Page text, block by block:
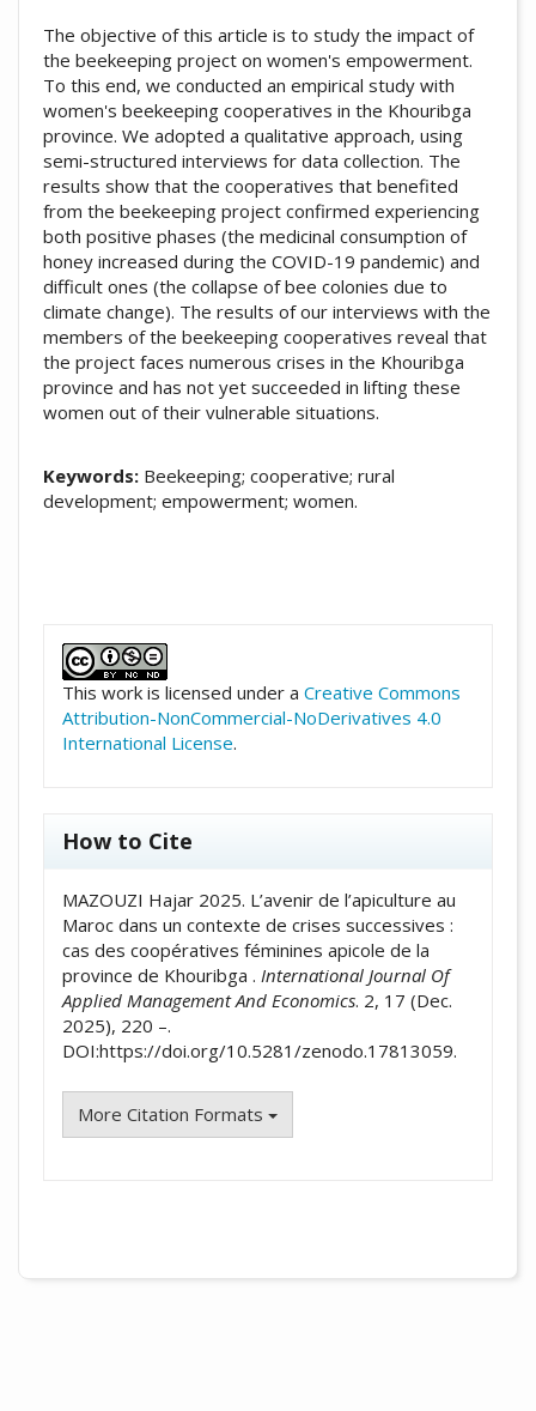
The objective of this article is to study the impact of
the beekeeping project on women's empowerment.
To this end, we conducted an empirical study with
women's beekeeping cooperatives in the Khouribga
province. We adopted a qualitative approach, using
semi-structured interviews for data collection. The
results show that the cooperatives that benefited
from the beekeeping project confirmed experiencing
both positive phases (the medicinal consumption of
honey increased during the COVID-19 pandemic) and
difficult ones (the collapse of bee colonies due to
climate change). The results of our interviews with the
members of the beekeeping cooperatives reveal that
the project faces numerous crises in the Khouribga
province and has not yet succeeded in lifting these
women out of their vulnerable situations.
Keywords: Beekeeping; cooperative; rural
development; empowerment; women.
This work is licensed under a Creative Commons
Attribution-NonCommercial-NoDerivatives 4.0
International License.
How to Cite
MAZOUZI Hajar 2025. L’avenir de l’apiculture au
Maroc dans un contexte de crises successives :
cas des coopératives féminines apicole de la
province de Khouribga . International Journal Of
Applied Management And Economics. 2, 17 (Dec.
2025), 220 –.
DOI:https://doi.org/10.5281/zenodo.17813059.
More Citation Formats